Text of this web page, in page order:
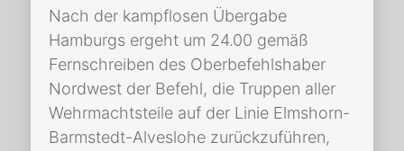
Nach der kampflosen Übergabe
Hamburgs ergeht um 24.00 gemäß
Fernschreiben des Oberbefehlshaber
Nordwest der Befehl, die Truppen aller
Wehrmachtsteile auf der Linie Elmshorn-
Barmstedt-Alveslohe zurückzuführen,